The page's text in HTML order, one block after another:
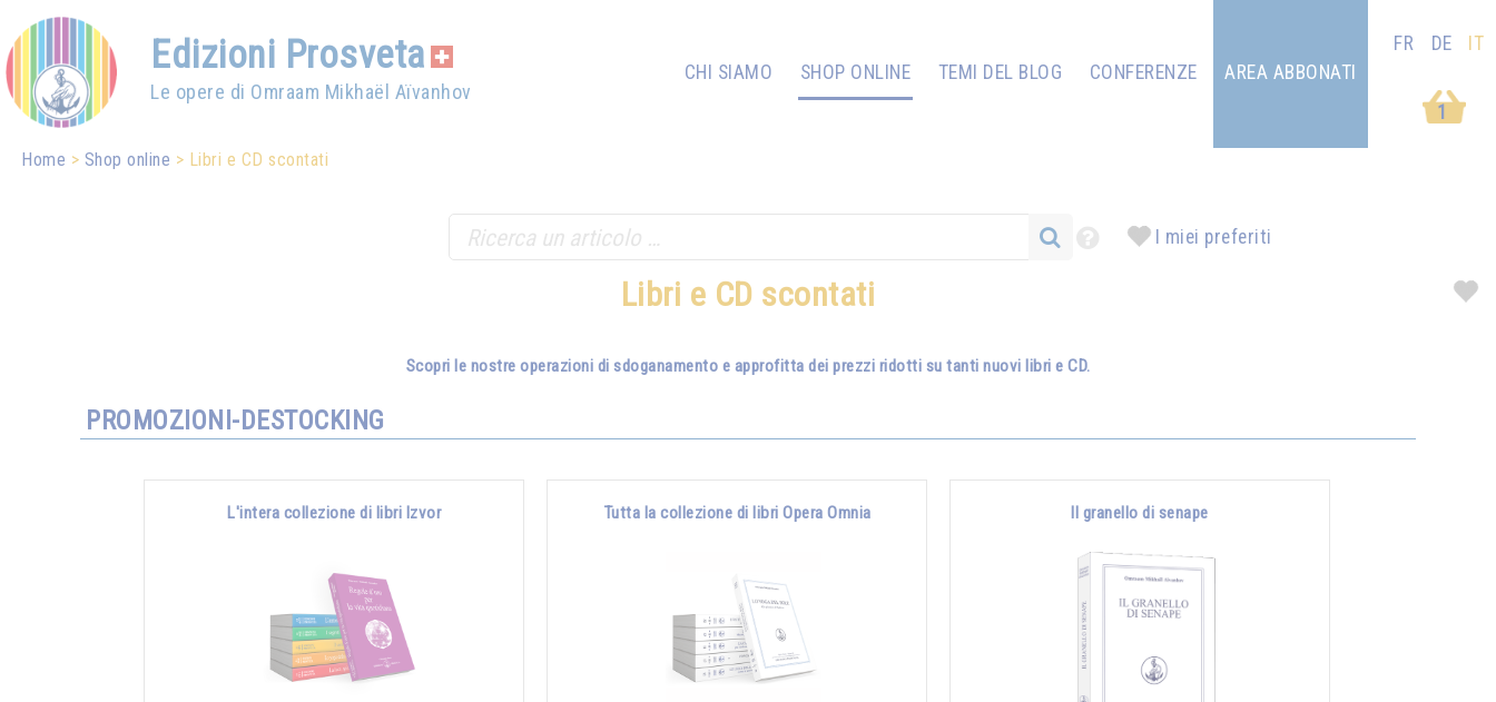
Edizioni Prosveta
Le opere di Omraam Mikhaël Aïvanhov
CHI SIAMO SHOP ONLINE TEMI DEL BLOG
CONFERENZE
1
AREA ABBONATI
FR DE IT
Home Shop online Libri e CD scontati
I miei preferiti
Libri e CD scontati
Scopri le nostre operazioni di sdoganamento e approfitta dei prezzi ridotti su tanti nuovi libri e CD.
PROMOZIONI-DESTOCKING
L'intera collezione di libri Izvor Tutta la collezione di libri Opera Omnia Il granello di senape